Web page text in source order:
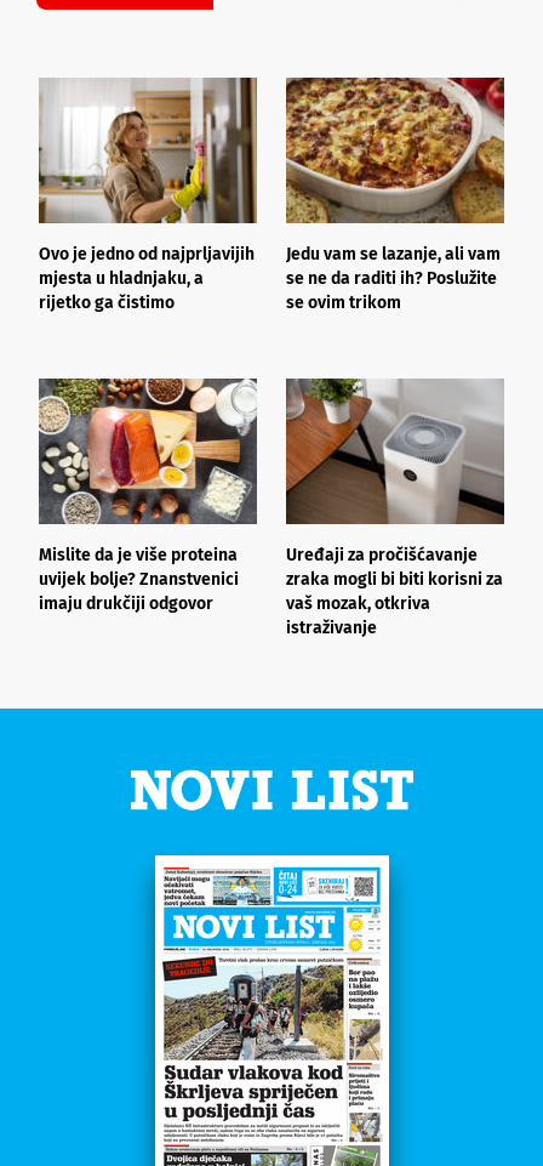
Ovo je jedno od najprljavijih
mjesta u hladnjaku, a
rijetko ga čistimo
Jedu vam se lazanje, ali vam
se ne da raditi ih? Poslužite
se ovim trikom
Mislite da je više proteina
uvijek bolje? Znanstvenici
imaju drukčiji odgovor
Uređaji za pročišćavanje
zraka mogli bi biti korisni za
vaš mozak, otkriva
istraživanje